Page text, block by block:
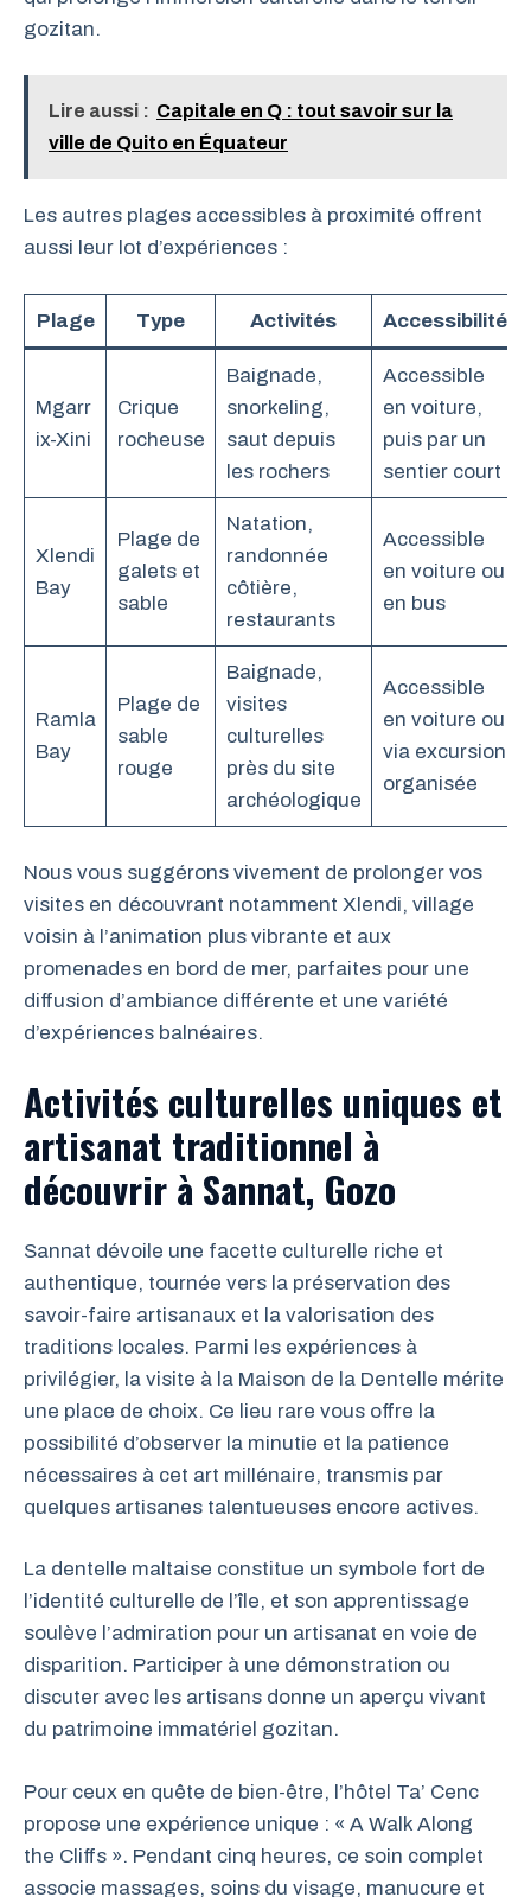
gozitan.
Lire aussi : Capitale en Q : tout savoir sur la
ville de Quito en Équateur
Les autres plages accessibles à proximité offrent
aussi leur lot d’expériences :
Plage Type Activités Accessibilité
Mgarr
ix-Xini
Crique
rocheuse
Baignade,
snorkeling,
saut depuis
les rochers
Accessible
en voiture,
puis par un
sentier court
Xlendi
Bay
Plage de
galets et
sable
Natation,
randonnée
côtière,
restaurants
Accessible
en voiture ou
en bus
Ramla
Bay
Plage de
sable
rouge
Baignade,
visites
culturelles
près du site
archéologique
Accessible
en voiture ou
via excursion
organisée
Nous vous suggérons vivement de prolonger vos
visites en découvrant notamment Xlendi, village
voisin à l’animation plus vibrante et aux
promenades en bord de mer, parfaites pour une
diffusion d’ambiance différente et une variété
d’expériences balnéaires.
Activités culturelles uniques et
artisanat traditionnel à
découvrir à Sannat, Gozo
Sannat dévoile une facette culturelle riche et
authentique, tournée vers la préservation des
savoir-faire artisanaux et la valorisation des
traditions locales. Parmi les expériences à
privilégier, la visite à la Maison de la Dentelle mérite
une place de choix. Ce lieu rare vous offre la
possibilité d’observer la minutie et la patience
nécessaires à cet art millénaire, transmis par
quelques artisanes talentueuses encore actives.
La dentelle maltaise constitue un symbole fort de
l’identité culturelle de l’île, et son apprentissage
soulève l’admiration pour un artisanat en voie de
disparition. Participer à une démonstration ou
discuter avec les artisans donne un aperçu vivant
du patrimoine immatériel gozitan.
Pour ceux en quête de bien-être, l’hôtel Ta’ Cenc
propose une expérience unique : « A Walk Along
the Cliffs ». Pendant cinq heures, ce soin complet
associe massages, soins du visage, manucure et